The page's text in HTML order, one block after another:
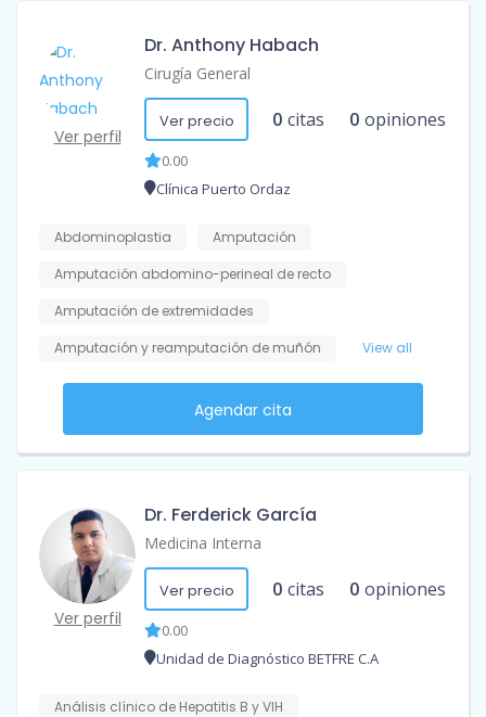
Ver perfil
Dr. Anthony Habach
Cirugía General
Ver precio 0 citas 0 opiniones
0.00
Clínica Puerto Ordaz
Abdominoplastia
Amputación
Amputación abdomino-perineal de recto
Amputación de extremidades
Amputación y reamputación de muñón
View all
Agendar cita
Ver perfil
Dr. Ferderick García
Medicina Interna
Ver precio 0 citas 0 opiniones
0.00
Unidad de Diagnóstico BETFRE C.A
Análisis clínico de Hepatitis B y VIH